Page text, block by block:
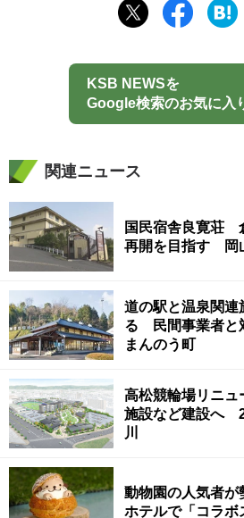
KSB NEWSを
Google検索のお気に入
関連ニュース
国民宿舎良寛荘
再開を目指す 岡
道の駅と温泉関連
る 民間事業者と
まんのう町
高松競輪場リニ
施設など建設へ
川
動物園の人気者
ホテルで「コラボ